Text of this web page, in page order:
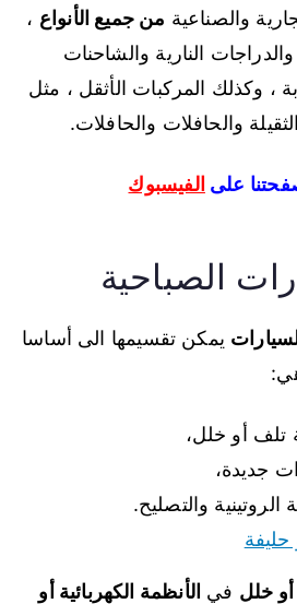
والصناعية من جميع الأنواع ،
النارية والشاحنات
، وكذلك المركبات الأثقل ، مثل
والحافلات والحافلات.
على الفيسبوك
الصباحية
يمكن تقسيمها الى أساسا
تلف أو خلل،
جديدة،
الروتينية والتصليح.
حليفة
خلل في الأنظمة الكهربائية أو